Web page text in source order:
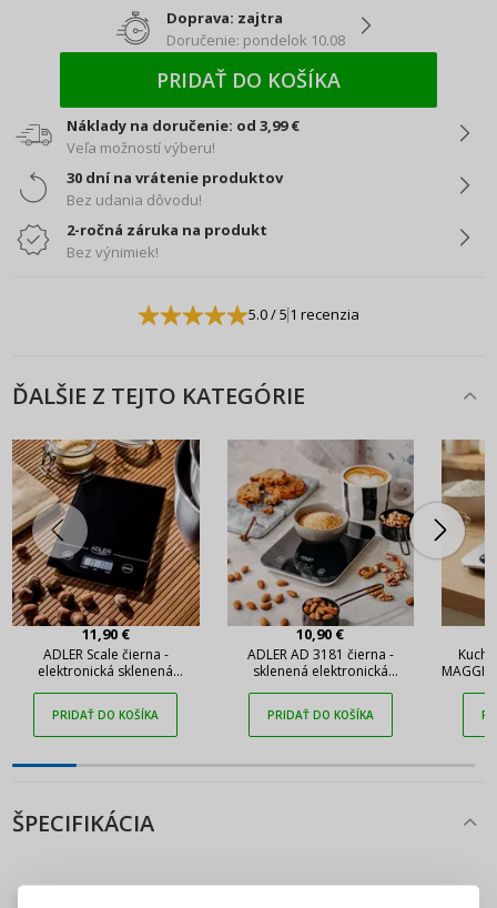
Doprava: zajtra
Doručenie: pondelok 10.08
PRIDAŤ DO KOŠÍKA
Náklady na doručenie: od 3,99 €
Veľa možností výberu!
30 dní na vrátenie produktov
Bez udania dôvodu!
2-ročná záruka na produkt
Bez výnimiek!
5.0/ 5 1 recenzia
ĎALŠIE Z TEJTO KATEGÓRIE
11,90 €
ADLER Scale čierna -
elektronická sklenená
PRIDAŤ DO KOŠÍKA
10,90 €
ADLER AD 3181 čierna -
sklenená elektronická
PRIDAŤ DO KOŠÍKA
ŠPECIFIKÁCIA